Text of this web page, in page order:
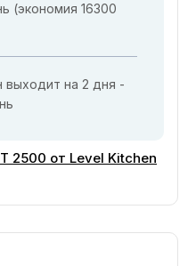
(экономия 16300
на 2 дня -
2500 от Level Kitchen